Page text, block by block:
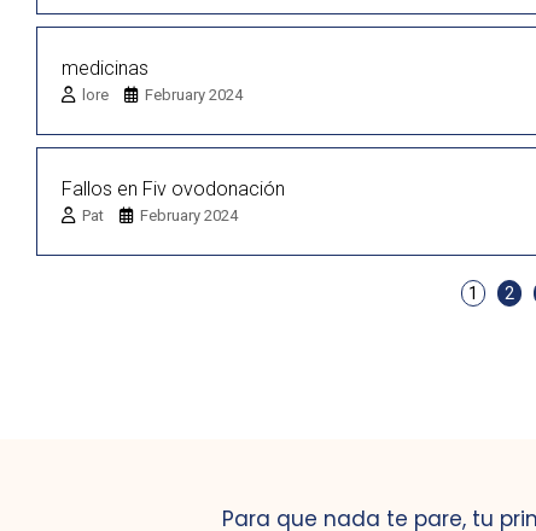
medicinas
lore February 2024
Fallos en Fiv ovodonación
Pat February 2024
1 2
Para que nada te pare, tu